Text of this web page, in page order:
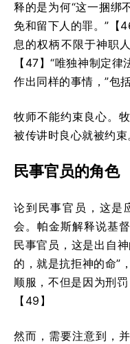
释的是为何“这一捆绑
免和留下人的罪。”【
息的权柄不限于神职
【47】“唯独神制定律
作出同样的事情，”包
牧师不能约束良心。
被传讲时良心就被约束
民事官员的角色
论到民事官员，这是
会。帕金斯解释说基
民事官员，这是出自
的，就是抗拒神的命”
顺服，不但是因为刑
【49】
然而，需要注意到，